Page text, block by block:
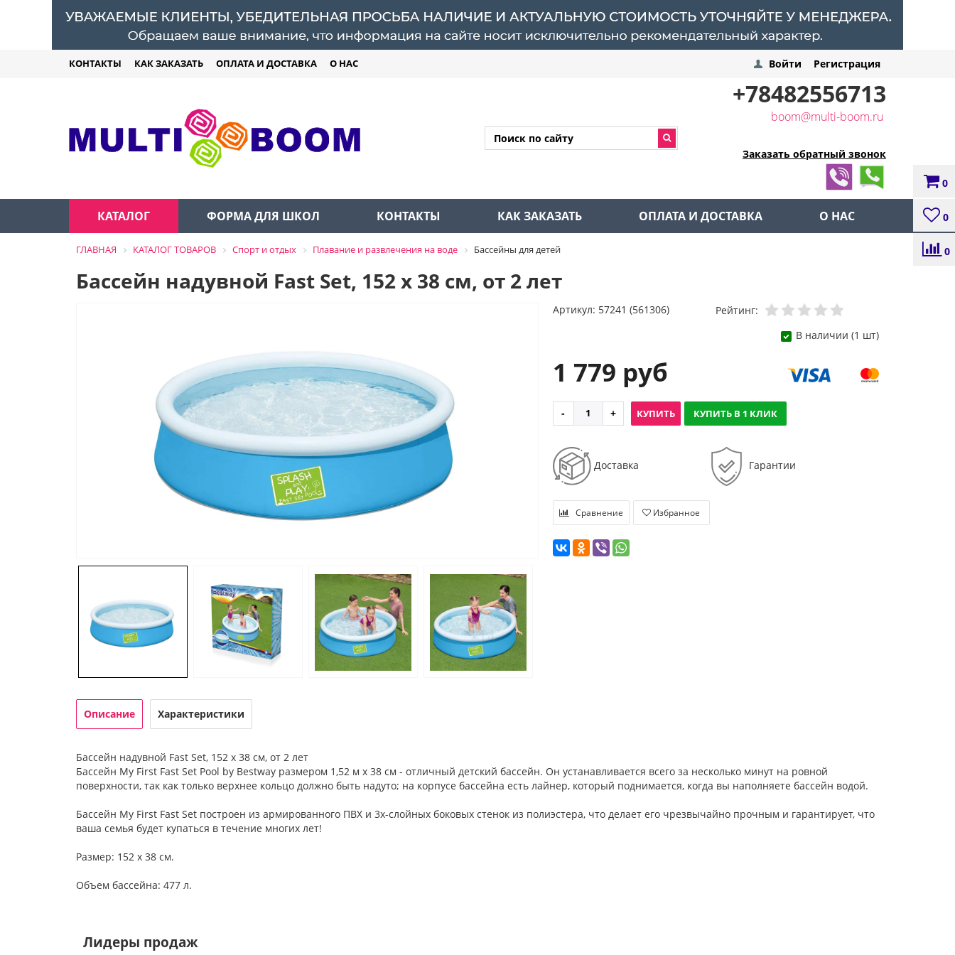
КОНТАКТЫ КАК ЗАКАЗАТЬ ОПЛАТА И ДОСТАВКА О НАС
0
0
0
Войти Регистрация
+78482556713
boom@multi-boom.ru
Заказать обратный звонок
КАТАЛОГ ФОРМА ДЛЯ ШКОЛ КОНТАКТЫ КАК ЗАКАЗАТЬ ОПЛАТА И ДОСТАВКА О НАС
ГЛАВНАЯ КАТАЛОГ ТОВАРОВ Спорт и отдых Плавание и развлечения на воде Бассейны для детей
Бассейн надувной Fast Set, 152 х 38 см, от 2 лет
Артикул: 57241 (561306)
Рейтинг:
В наличии (1 шт)
1 779 руб
КУПИТЬ КУПИТЬ В 1 КЛИК
Доставка Гарантии
Сравнение Избранное
Описание Характеристики
Бассейн надувной Fast Set, 152 х 38 см, от 2 лет
Бассейн My First Fast Set Pool by Bestway размером 1,52 м x 38 см - отличный детский бассейн. Он устанавливается всего за несколько минут на ровной
поверхности, так как только верхнее кольцо должно быть надуто; на корпусе бассейна есть лайнер, который поднимается, когда вы наполняете бассейн водой.
Бассейн My First Fast Set построен из армированного ПВХ и 3х-слойных боковых стенок из полиэстера, что делает его чрезвычайно прочным и гарантирует, что
ваша семья будет купаться в течение многих лет!
Размер: 152 х 38 см.
Объем бассейна: 477 л.
Лидеры продаж